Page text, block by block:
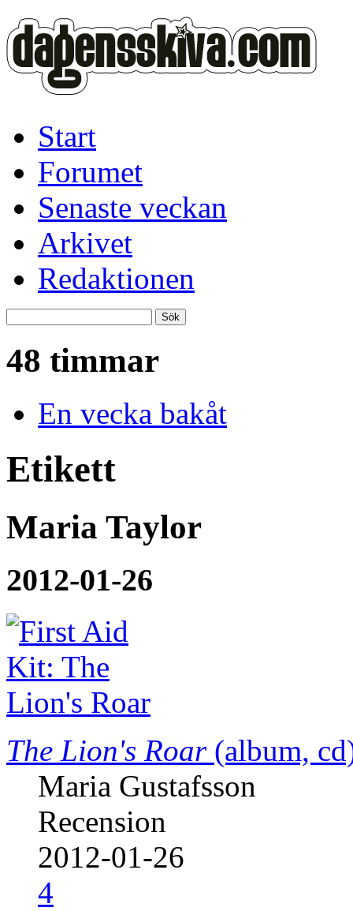
Start
Forumet
Senaste veckan
Arkivet
Redaktionen
48 timmar
En vecka bakåt
Etikett
Maria Taylor
2012-01-26
The Lion's Roar(album,
Maria Gustafsson
Recension
2012-01-26
4